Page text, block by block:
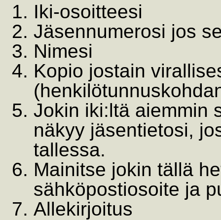
Iki-osoitteesi
Jäsennumerosi jos
Nimesi
Kopio jostain
Jokin iki:ltä aiemmin
näkyy jäsentietosi,
tallessa.
Mainitse jokin tällä
sähköpostiosoite ja
Allekirjoitus